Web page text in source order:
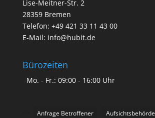
Lise-Meitner-Str. 2
28359 Bremen
Telefon: +49 421 33 11 43 00
E-Mail: info@hubit.de
Bürozeiten
Mo. - Fr.: 09:00 - 16:00 Uhr
Anfrage Betroffener
Aufsichtsbehörde